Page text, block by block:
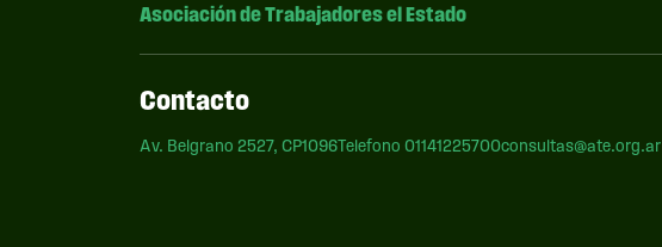
Asociación de Trabajadores el Estado
Contacto
Av. Belgrano 2527, CP1096Telefono 01141225700consultas@ate.org.ar